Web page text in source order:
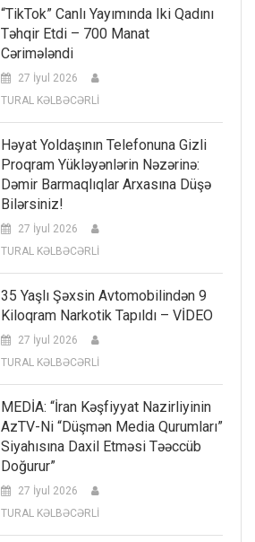
“TikTok” Canlı Yayımında Iki Qadını
Təhqir Etdi – 700 Manat
Cərimələndi
27 İyul 2026
TURAL KƏLBƏCƏRLİ
Həyat Yoldaşının Telefonuna Gizli
Proqram Yükləyənlərin Nəzərinə:
Dəmir Barmaqlıqlar Arxasına Düşə
Bilərsiniz!
27 İyul 2026
TURAL KƏLBƏCƏRLİ
35 Yaşlı Şəxsin Avtomobilindən 9
Kiloqram Narkotik Tapıldı – VİDEO
27 İyul 2026
TURAL KƏLBƏCƏRLİ
MEDİA: “İran Kəşfiyyat Nazirliyinin
AzTV-Ni “düşmən Media Qurumları”
Siyahısına Daxil Etməsi Təəccüb
Doğurur”
27 İyul 2026
TURAL KƏLBƏCƏRLİ